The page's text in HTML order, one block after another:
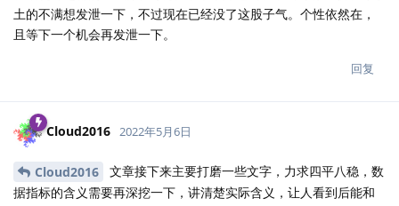
土的不满想发泄一下，不过现在已经没了这股子气。个性依然在，
且等下一个机会再发泄一下。
回复
Cloud2016 2022年5月6日
Cloud2016
文章接下来主要打磨一些文字，力求四平八稳，数
据指标的含义需要再深挖一下，讲清楚实际含义，让人看到后能和